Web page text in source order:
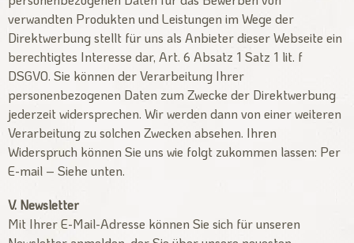
verwandten Produkten und Leistungen im Wege der
Direktwerbung stellt für uns als Anbieter dieser Webseite ein
berechtigtes Interesse dar, Art. 6 Absatz 1 Satz 1 lit. f
DSGVO. Sie können der Verarbeitung Ihrer
personenbezogenen Daten zum Zwecke der Direktwerbung
jederzeit widersprechen. Wir werden dann von einer weiteren
Verarbeitung zu solchen Zwecken absehen. Ihren
Widerspruch können Sie uns wie folgt zukommen lassen: Per
E-mail – Siehe unten.
V. Newsletter
Mit Ihrer E-Mail-Adresse können Sie sich für unseren